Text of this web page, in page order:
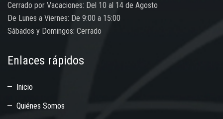
Cerrado por Vacaciones: Del 10 al 14 de Agosto
De Lunes a Viernes: De 9:00 a 15:00
Sábados y Domingos: Cerrado
Enlaces rápidos
Inicio
Quiénes Somos